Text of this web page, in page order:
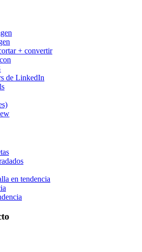
+ convertir
de LinkedIn
en tendencia